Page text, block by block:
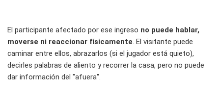
El participante afectado por ese ingreso no puede hablar,
moverse ni reaccionar físicamente. El visitante puede
caminar entre ellos, abrazarlos (si el jugador está quieto),
decirles palabras de aliento y recorrer la casa, pero no puede
dar información del "afuera".